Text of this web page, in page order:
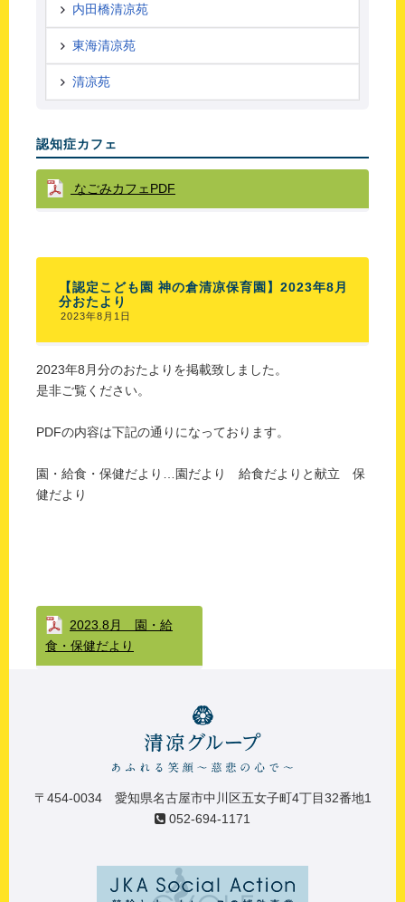
内田橋清凉苑
東海清凉苑
清凉苑
認知症カフェ
なごみカフェPDF
【認定こども園 神の倉清凉保育園】2023年8月
分おたより
2023年8月1日
2023年8月分のおたよりを掲載致しました。
是非ご覧ください。
PDFの内容は下記の通りになっております。
園・給食・保健だより…園だより 給食だよりと献立 保
健だより
2023.8月 園・給
食・保健だより
〒454-0034 愛知県名古屋市中川区五女子町4丁目32番地1
052-694-1171